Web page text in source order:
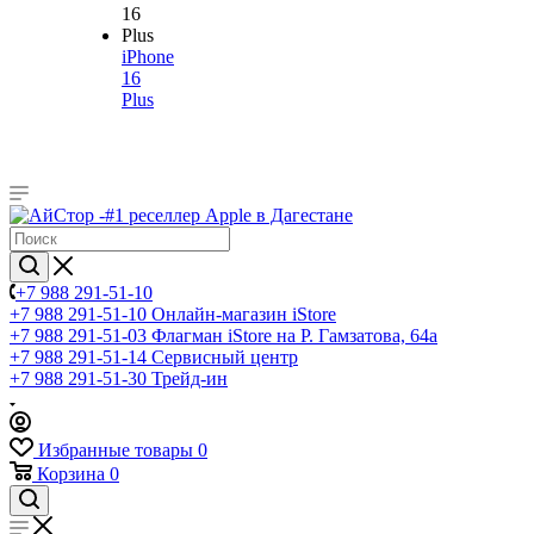
iPhone
16
Plus
+7 988 291-51-10
+7 988 291-51-10 Онлайн-магазин iStore
+7 988 291-51-03 Флагман iStore на Р. Гамзатова, 64а
+7 988 291-51-14 Сервисный центр
+7 988 291-51-30 Трейд-ин
Избранные товары 0
Корзина 0